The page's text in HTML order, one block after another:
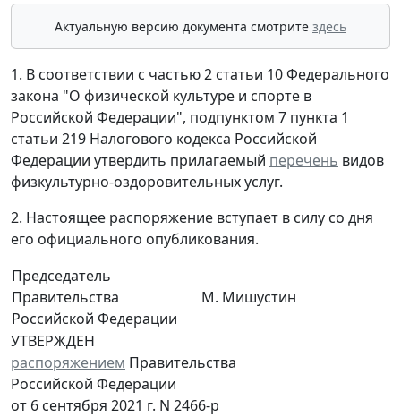
Актуальную версию документа смотрите здесь
1. В соответствии с частью 2 статьи 10 Федерального
закона "О физической культуре и спорте в
Российской Федерации", подпунктом 7 пункта 1
статьи 219 Налогового кодекса Российской
Федерации утвердить прилагаемый перечень видов
физкультурно-оздоровительных услуг.
2. Настоящее распоряжение вступает в силу со дня
его официального опубликования.
Председатель
Правительства
Российской Федерации
М. Мишустин
УТВЕРЖДЕН
распоряжением Правительства
Российской Федерации
от 6 сентября 2021 г. N 2466-р